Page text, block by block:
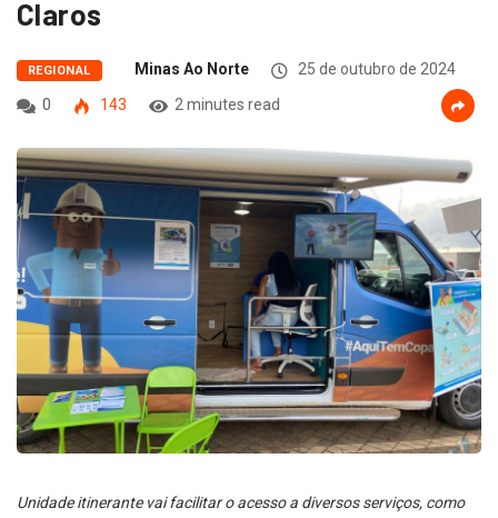
Claros
REGIONAL Minas Ao Norte
25 de outubro de 2024
0
143 2 minutes read
Unidade itinerante vai facilitar o acesso a diversos serviços, como